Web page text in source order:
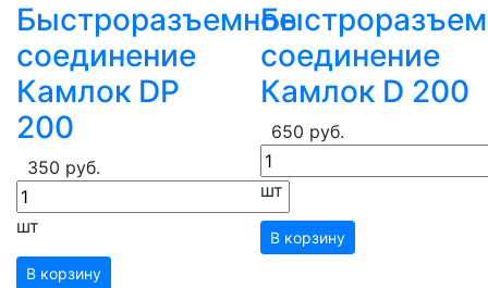
Быстроразъемное
соединение
Камлок DP
200
350 руб.
шт
В корзину
соединение
Камлок D 200
650 руб.
шт
В корзину